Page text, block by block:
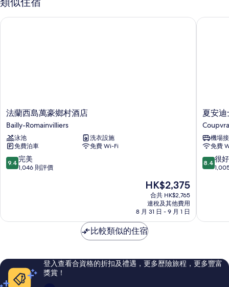
法
蘭
西
島
萬
豪
鄉
法蘭西島萬豪鄉村酒店
Bailly-Romainvilliers
泳池
洗衣設施
免費泊車
免費 Wi-Fi
9.4
分
完
評
價
9.4 完美
1,046 則評價
現
售
HK$2,375
HK$2,375
合共 HK$2,765
連稅及其他費用
8 月 31 日 - 9 月 1 日
法蘭西島萬豪鄉村酒店
夏
安
迪
士
尼
酒
店
夏安
機場
免費
8.4
分
很
評
價
8.4 很好
夏安迪
比較類似的住宿
登入查看合資格的折扣及禮遇，更多歷險旅程，更多豐富
獎賞！